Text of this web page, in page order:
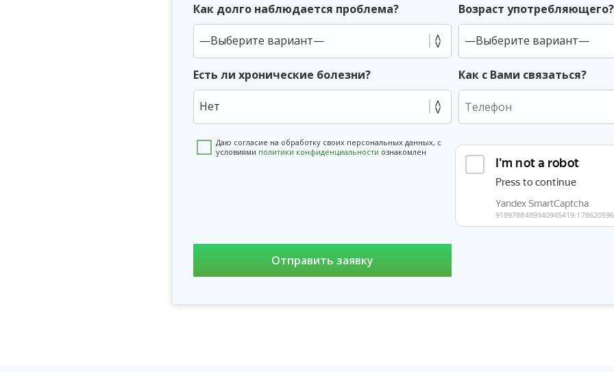
Как долго наблюдается проблема? Возраст употребляющего?
Есть ли хронические болезни?
Нет
Как с Вами связаться?
Даю согласие на обработку своих персональных данных, с
условиями политики конфиденциальности ознакомлен